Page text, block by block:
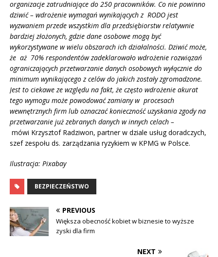
organizacje zatrudniające do 250 pracowników. Co nie powinno
dziwić – wdrożenie wymagań wynikających z RODO jest
wyzwaniem przede wszystkim dla przedsiębiorstw relatywnie
bardziej złożonych, gdzie dane osobowe mogą być
wykorzystywane w wielu obszarach ich działalności. Dziwić może,
że aż 70% respondentów zadeklarowało wdrożenie rozwiązań
ograniczających przetwarzanie danych osobowych wyłącznie do
minimum wynikającego z celów do jakich zostały zgromadzone.
Jest to ciekawe ze względu na fakt, że często wdrożenie akurat
tego wymogu może powodować zamiany w procesach
wewnętrznych firm lub oznaczać konieczność uzyskania zgody na
przetwarzanie już zebranych danych w innych celach –
mówi Krzysztof Radziwon, partner w dziale usług doradczych,
szef zespołu ds. zarządzania ryzykiem w KPMG w Polsce.
Ilustracja: Pixabay
BEZPIECZEŃSTWO
PREVIOUS
Większa obecność kobiet w biznesie to wyższe
zyski dla firm
NEXT